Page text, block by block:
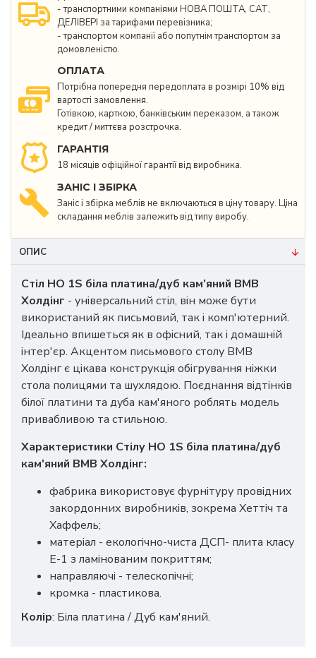
- транспортними компаніями НОВА ПОШТА, САТ,
ДЕЛІВЕРІ за тарифами перевізника;
- транспортом компанії або попутнім транспортом за
домовленістю.
ОПЛАТА
Потрібна попередня передоплата в розмірі 10% від
вартості замовлення.
Готівкою, карткою, банківським переказом, а також
кредит / миттєва розстрочка.
ГАРАНТІЯ
18 місяців офіційної гарантії від виробника.
ЗАНІС І ЗБІРКА
Заніс і збірка меблів не включаються в ціну товару. Ціна
складання меблів залежить від типу виробу.
ОПИС
Стіл HO 1S біла платина/дуб кам'яний ВМВ
Холдінг - універсальний стіл, він може бути
використаний як письмовий, так і комп'ютерний.
Ідеально впишеться як в офісний, так і домашній
інтер'єр. Акцентом письмового столу ВМВ
Холдінг є цікава конструкція обігрування ніжки
стола полицями та шухлядою. Поєднання відтінків
білої платини та дуба кам'яного роблять модель
привабливою та стильною.
Характеристики Стілу HO 1S біла платина/дуб
кам'яний ВМВ Холдінг:
фабрика використовує фурнітуру провідних
закордонних виробників, зокрема Хеттіч та
Хаффель;
матеріал - екологічно-чиста ДСП- плита класу
Е-1 з ламінованим покриттям;
направляючі - телескопічні;
кромка - пластикова.
Колір: Біла платина / Дуб кам'яний.